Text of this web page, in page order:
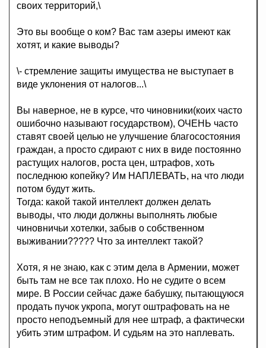
своих территорий,\
Это вы вообще о ком? Вас там азеры имеют как
хотят, и какие выводы?
\- стремление защиты имущества не выступает в
виде уклонения от налогов...\
Вы наверное, не в курсе, что чиновники(коих часто
ошибочно называют государством), ОЧЕНЬ часто
ставят своей целью не улучшение благосостояния
граждан, а просто сдирают с них в виде постоянно
растущих налогов, роста цен, штрафов, хоть
последнюю копейку? Им НАПЛЕВАТЬ, на что люди
потом будут жить.
Тогда: какой такой интеллект должен делать
выводы, что люди должны выполнять любые
чиновничьи хотелки, забыв о собственном
выживании????? Что за интеллект такой?
Хотя, я не знаю, как с этим дела в Армении, может
быть там не все так плохо. Но не судите о всем
мире. В России сейчас даже бабушку, пытающуюся
продать пучок укропа, могут оштрафовать на не
просто неподъемный для нее штраф, а фактически
убить этим штрафом. И судьям на это наплевать.